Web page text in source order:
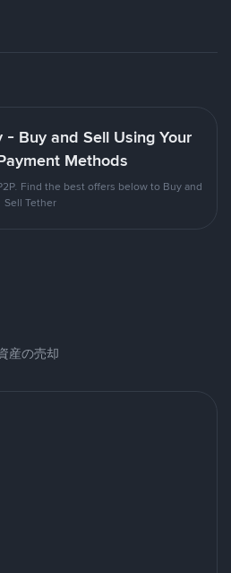
- Buy and Sell Using Your
Methods
Find the best offers below to Buy and
Sell Tether
産の売却